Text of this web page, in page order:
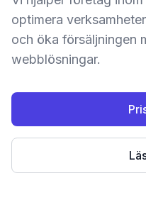
optimera
och öka försäljningen
webblösningar.